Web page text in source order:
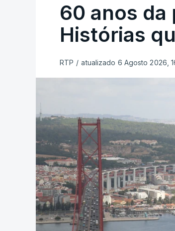
60 anos da
Histórias
RTP / atualizado 6 Agosto 2026,